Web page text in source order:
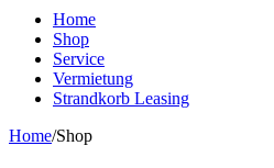
Home
Shop
Service
Vermietung
Strandkorb Leasing
Home/Shop